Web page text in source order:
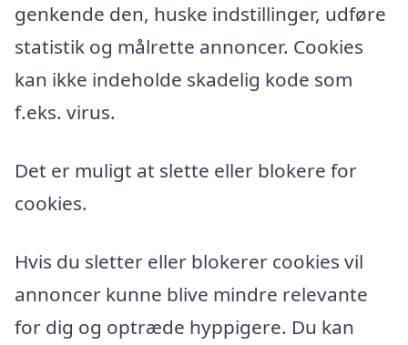
genkende den, huske indstillinger, udføre
statistik og målrette annoncer. Cookies
kan ikke indeholde skadelig kode som
f.eks. virus.
Det er muligt at slette eller blokere for
cookies.
Hvis du sletter eller blokerer cookies vil
annoncer kunne blive mindre relevante
for dig og optræde hyppigere. Du kan